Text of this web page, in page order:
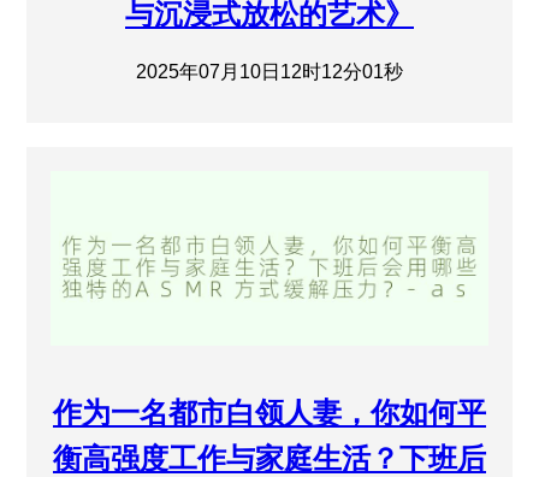
与沉浸式放松的艺术》
2025年07月10日12时12分01秒
作为一名都市白领人妻，你如何平
衡高强度工作与家庭生活？下班后